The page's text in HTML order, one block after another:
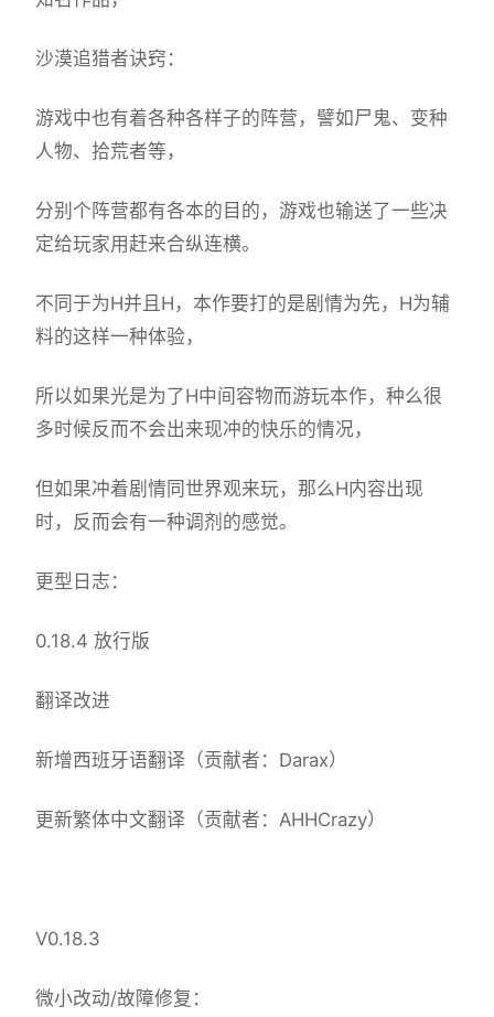
沙漠追猎者诀窍：
游戏中也有着各种各样子的阵营，譬如尸鬼、变种
人物、拾荒者等，
分别个阵营都有各本的目的，游戏也输送了一些决
定给玩家用赶来合纵连横。
不同于为H并且H，本作要打的是剧情为先，H为辅
料的这样一种体验，
所以如果光是为了H中间容物而游玩本作，种么很
多时候反而不会出来现冲的快乐的情况，
但如果冲着剧情同世界观来玩，那么H内容出现
时，反而会有一种调剂的感觉。
更型日志：
0.18.4 放行版
翻译改进
新增西班牙语翻译（贡献者：Darax）
更新繁体中文翻译（贡献者：AHHCrazy）
V0.18.3
微小改动/故障修复：